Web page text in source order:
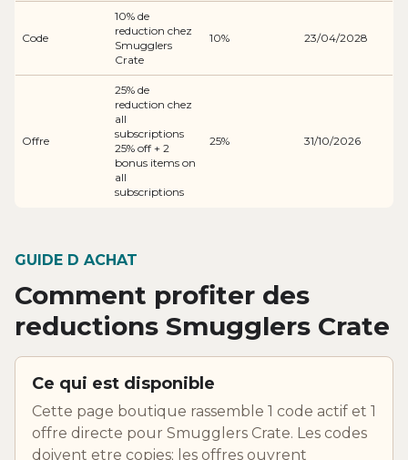
Code
10% de
reduction chez
Smugglers
Crate
10% 23/04/2028
Offre
25% de
reduction chez
all
subscriptions
25% off + 2
bonus items on
all
subscriptions
25% 31/10/2026
GUIDE D ACHAT
Comment profiter des
reductions Smugglers Crate
Ce qui est disponible
Cette page boutique rassemble 1 code actif et 1
offre directe pour Smugglers Crate. Les codes
doivent etre copies; les offres ouvrent